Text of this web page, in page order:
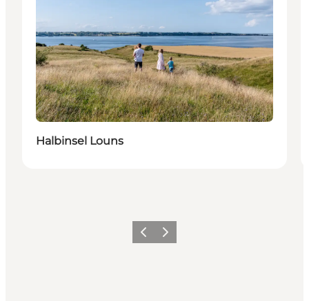
Halbinsel Louns
Vorherige Folie
Nächste Folie